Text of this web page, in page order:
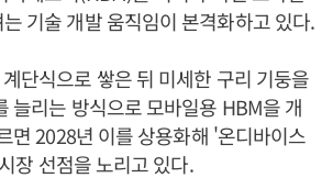
기술 개발 움직임이 본격화하고 있다.
단식으로 쌓은 뒤 미세한 구리 기둥을
늘리는 방식으로 모바일용 HBM을 개
면 2028년 이를 상용화해 '온디바이스
장 선점을 노리고 있다.